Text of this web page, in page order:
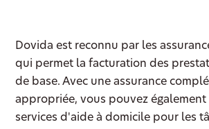
Dovida est reconnu par les
qui permet la facturation des
de base. Avec une assurance
appropriée, vous pouvez
services d'aide à domicile pour les